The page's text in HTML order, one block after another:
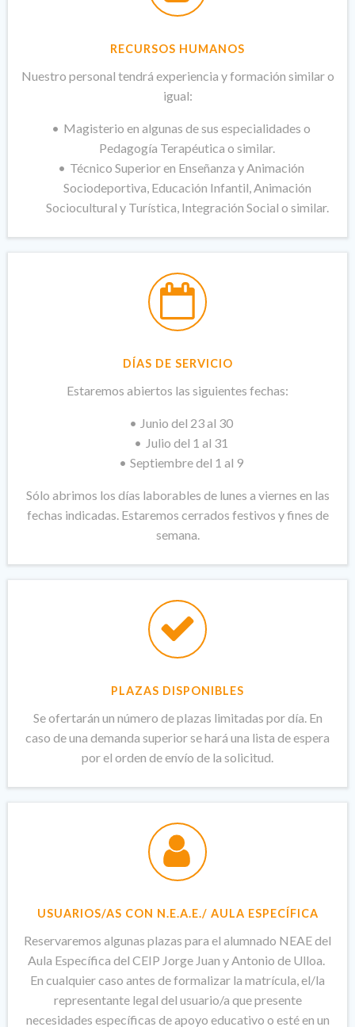
RECURSOS HUMANOS
Nuestro personal tendrá experiencia y formación similar o
igual:
Magisterio en algunas de sus especialidades o
Pedagogía Terapéutica o similar.
Técnico Superior en Enseñanza y Animación
Sociodeportiva, Educación Infantil, Animación
Sociocultural y Turística, Integración Social o similar.
DÍAS DE SERVICIO
Estaremos abiertos las siguientes fechas:
Junio del 23 al 30
Julio del 1 al 31
Septiembre del 1 al 9
Sólo abrimos los días laborables de lunes a viernes en las
fechas indicadas. Estaremos cerrados festivos y fines de
semana.
PLAZAS DISPONIBLES
Se ofertarán un número de plazas limitadas por día. En
caso de una demanda superior se hará una lista de espera
por el orden de envío de la solicitud.
USUARIOS/AS CON N.E.A.E./ AULA ESPECÍFICA
Reservaremos algunas plazas para el alumnado NEAE del
Aula Específica del CEIP Jorge Juan y Antonio de Ulloa.
En cualquier caso antes de formalizar la matrícula, el/la
representante legal del usuario/a que presente
necesidades específicas de apoyo educativo o esté en un